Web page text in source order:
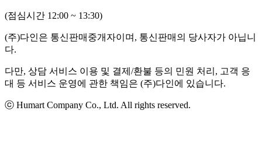
(점심시간 12:00 ~ 13:30)
(주)다인은 통신판매중개자이며, 통신판매의 당사자가 아닙니
다.
다만, 상담 서비스 이용 및 결제/환불 등의 민원 처리, 고객 응
대 등 서비스 운영에 관한 책임은 (주)다인에 있습니다.
ⓒ Humart Company Co., Ltd. All rights reserved.